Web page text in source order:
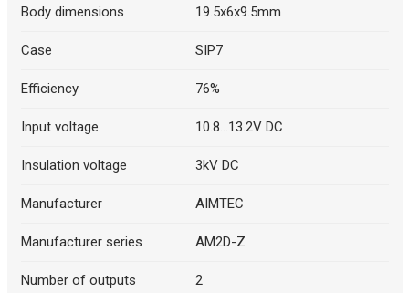
Body dimensions 19.5x6x9.5mm
Case SIP7
Efficiency 76%
Input voltage 10.8...13.2V DC
Insulation voltage 3kV DC
Manufacturer AIMTEC
Manufacturer series AM2D-Z
Number of outputs 2